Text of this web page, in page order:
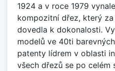
1924 a v roce 1979
kompozitní dřez, který
dovedla k dokonalosti.
modelů ve 40ti
patenty lídrem v oblasti
všech dřezů se po celém